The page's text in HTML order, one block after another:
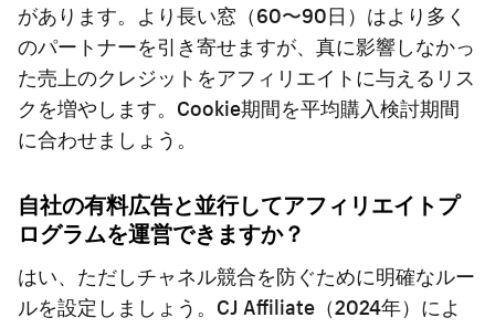
があります。より長い窓（60〜90日）はより多く
のパートナーを引き寄せますが、真に影響しなかっ
た売上のクレジットをアフィリエイトに与えるリス
クを増やします。Cookie期間を平均購入検討期間
に合わせましょう。
自社の有料広告と並行してアフィリエイトプ
ログラムを運営できますか？
はい、ただしチャネル競合を防ぐために明確なルー
ルを設定しましょう。CJ Affiliate（2024年）によ